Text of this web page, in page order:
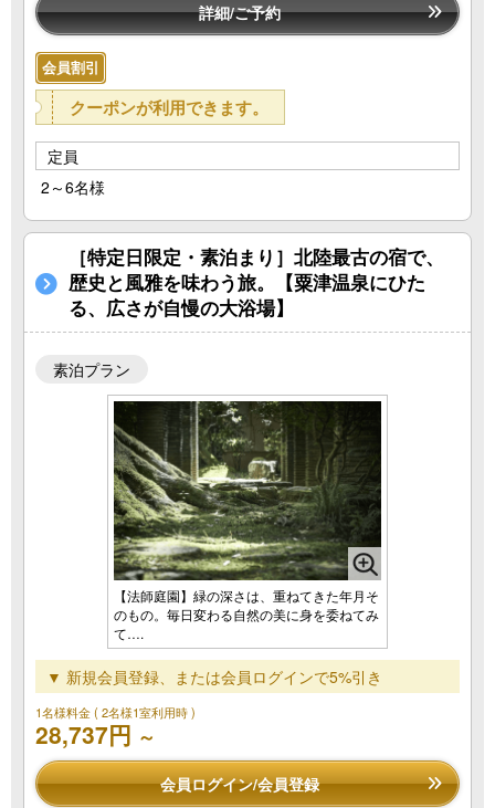
詳細/ご予約
会員割引
クーポンが利用できます。
定員
2～6名様
［特定日限定・素泊まり］北陸最古の宿で、
歴史と風雅を味わう旅。【粟津温泉にひた
る、広さが自慢の大浴場】
素泊プラン
【法師庭園】緑の深さは、重ねてきた年月そ
のもの。毎日変わる自然の美に身を委ねてみ
て….
▼ 新規会員登録、または会員ログインで5%引き
1名様料金( 2名様1室利用時 )
28,737円 ～
会員ログイン/会員登録